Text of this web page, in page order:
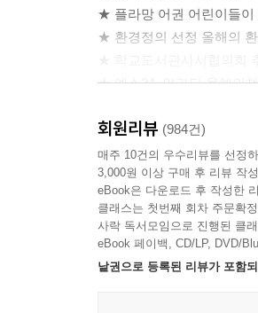
★ 플라망 어권 어린이들
★ 환경정의 선정 올해의
★ 예스24, 알라딘 올해의
회원리뷰 (984건)
매주 10건의 우수리뷰를 선정
3,000원 이상 구매 후 리뷰 작
eBook은 다운로드 후 작성한
클래스는 첫번째 회차 주문확
사락 독서모임으로 진행된 클
eBook 페이백, CD/LP, DVD/
낱권으로 등록된 리뷰가 포함